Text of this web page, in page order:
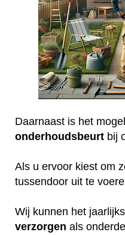
Daarnaast is het
onderhoudsbeurt bij
Als u ervoor kiest om
tussendoor uit te
Wij kunnen het
verzorgen als